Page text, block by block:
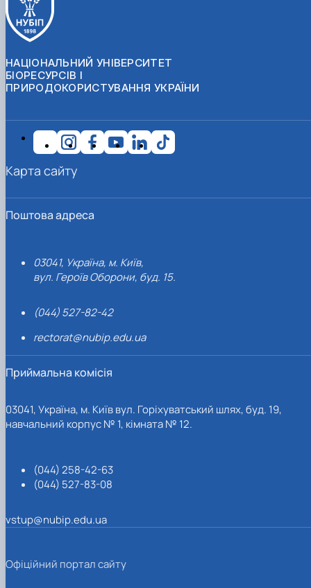
НАЦІОНАЛЬНИЙ УНІВЕРСИТЕТ
БІОРЕСУРСІВ І
ПРИРОДОКОРИСТУВАННЯ УКРАЇНИ
Поштова адреса
03041, Україна, м. Київ,
вул. Героїв Оборони, буд. 15.
(044) 527-82-42
rectorat@nubip.edu.ua
Приймальна комісія
03041, Україна, м. Київ вул. Горіхуватський шлях, буд. 19,
навчальний корпус № 1, кімната № 12.
(044) 258-42-63
(044) 527-83-08
vstup@nubip.edu.ua
Карта сайту
Офіційний портал сайту